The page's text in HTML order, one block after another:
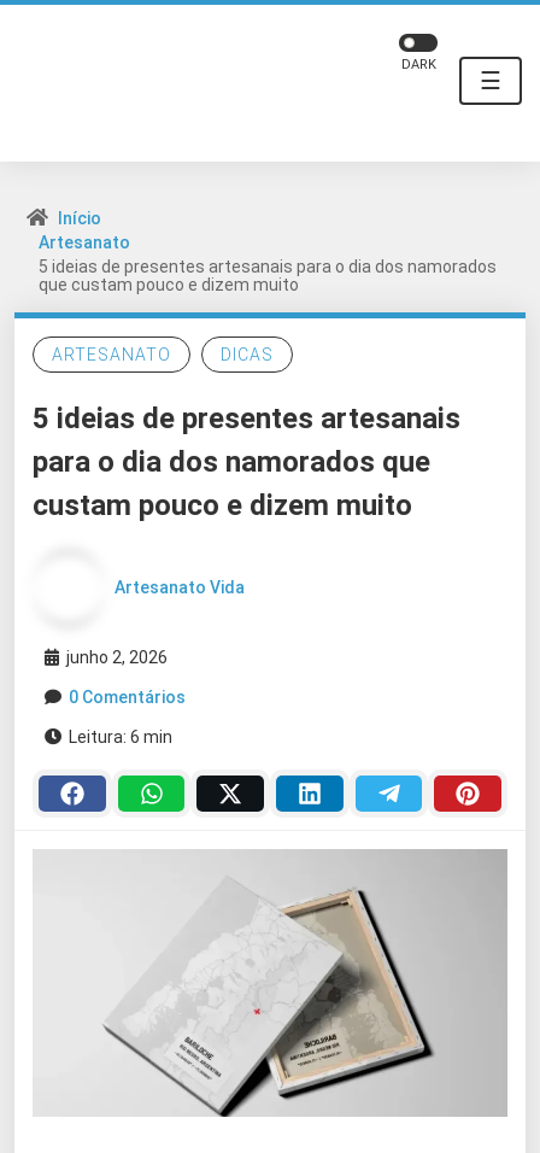
☰
DARK
Início
Artesanato
5 ideias de presentes artesanais para o dia dos namorados
que custam pouco e dizem muito
ARTESANATO DICAS
5 ideias de presentes artesanais
para o dia dos namorados que
custam pouco e dizem muito
Artesanato Vida
junho 2, 2026
0 Comentários
Leitura: 6 min